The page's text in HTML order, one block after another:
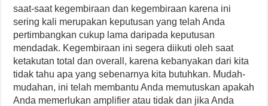
saat-saat kegembiraan dan kegembiraan karena ini
sering kali merupakan keputusan yang telah Anda
pertimbangkan cukup lama daripada keputusan
mendadak. Kegembiraan ini segera diikuti oleh saat
ketakutan total dan overall, karena kebanyakan dari kita
tidak tahu apa yang sebenarnya kita butuhkan. Mudah-
mudahan, ini telah membantu Anda memutuskan apakah
Anda memerlukan amplifier atau tidak dan jika Anda